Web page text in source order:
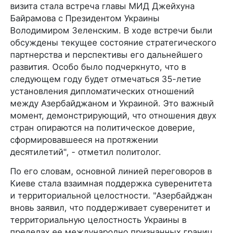
визита стала встреча главы МИД Джейхуна
Байрамова с Президентом Украины
Володимиром Зеленским. В ходе встречи были
обсуждены текущее состояние стратегического
партнерства и перспективы его дальнейшего
развития. Особо было подчеркнуто, что в
следующем году будет отмечаться 35-летие
установления дипломатических отношений
между Азербайджаном и Украиной. Это важный
момент, демонстрирующий, что отношения двух
стран опираются на политическое доверие,
сформировавшееся на протяжении
десятилетий", - отметил политолог.
По его словам, основной линией переговоров в
Киеве стала взаимная поддержка суверенитета
и территориальной целостности. "Азербайджан
вновь заявил, что поддерживает суверенитет и
территориальную целостность Украины в